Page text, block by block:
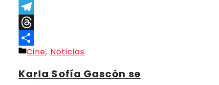
Link
Gmail
Telegram
Threads
Compartir
Categorías
Cine, Noticias
Karla Sofía Gascón se